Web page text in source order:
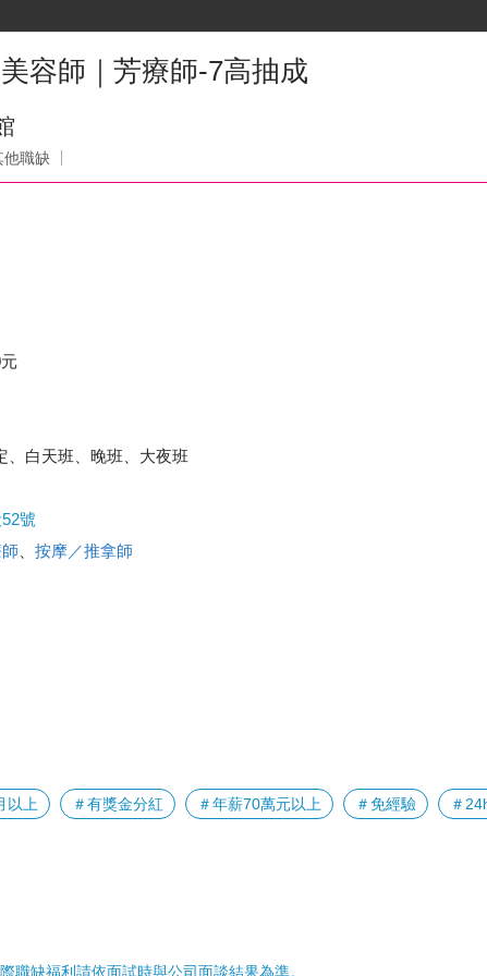
容師｜芳療師-7高抽成
他職缺
、白天班、晚班、大夜班
號
按摩／推拿師
以上 ＃有獎金分紅 ＃年薪70萬元以上 ＃免經驗 ＃
職缺福利請依面試時與公司面談結果為準。